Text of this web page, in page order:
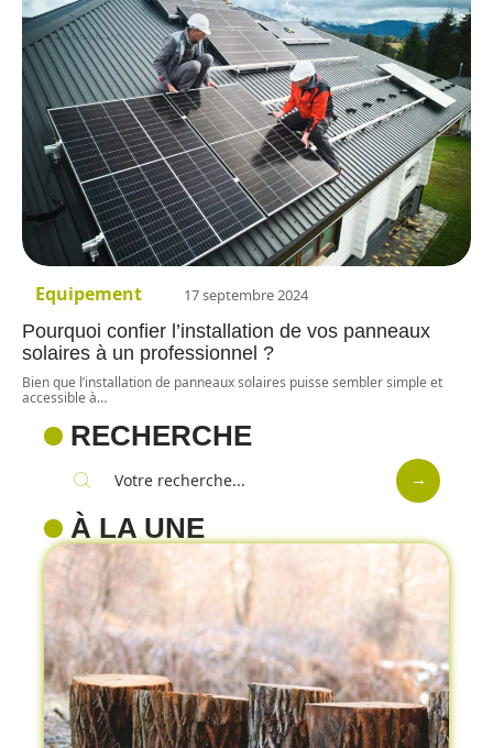
Equipement 17 septembre 2024
Pourquoi confier l’installation de vos panneaux
solaires à un professionnel ?
Bien que l’installation de panneaux solaires puisse sembler simple et
accessible à…
RECHERCHE
À LA UNE